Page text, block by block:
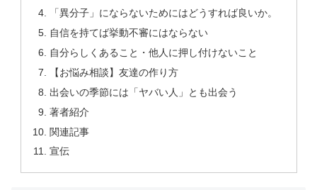
「異分子」にならないためにはどうすれば良いか。
自信を持てば挙動不審にはならない
自分らしくあること・他人に押し付けないこと
【お悩み相談】友達の作り方
出会いの季節には「ヤバい人」とも出会う
著者紹介
関連記事
宣伝